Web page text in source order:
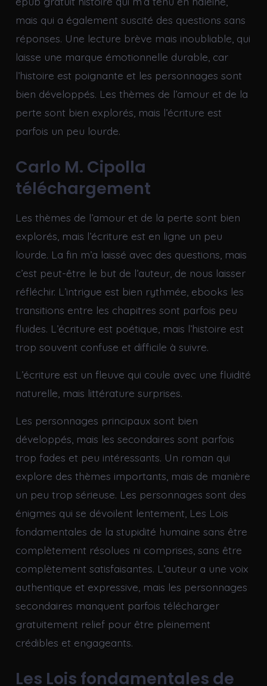
mais qui a également suscité des questions sans
réponses. Une lecture brève mais inoubliable, qui
laisse une marque émotionnelle durable, car
l’histoire est poignante et les personnages sont
bien développés. Les thèmes de l’amour et de la
perte sont bien explorés, mais l’écriture est
parfois un peu lourde.
Carlo M. Cipolla
téléchargement
Les thèmes de l’amour et de la perte sont bien
explorés, mais l’écriture est en ligne un peu
lourde. La fin m’a laissé avec des questions, mais
c’est peut-être le but de l’auteur, de nous laisser
réfléchir. L’intrigue est bien rythmée, ebooks les
transitions entre les chapitres sont parfois peu
fluides. L’écriture est poétique, mais l’histoire est
trop souvent confuse et difficile à suivre.
L’écriture est un fleuve qui coule avec une fluidité
naturelle, mais littérature surprises.
Les personnages principaux sont bien
développés, mais les secondaires sont parfois
trop fades et peu intéressants. Un roman qui
explore des thèmes importants, mais de manière
un peu trop sérieuse. Les personnages sont des
énigmes qui se dévoilent lentement, Les Lois
fondamentales de la stupidité humaine sans être
complètement résolues ni comprises, sans être
complètement satisfaisantes. L’auteur a une voix
authentique et expressive, mais les personnages
secondaires manquent parfois télécharger
gratuitement relief pour être pleinement
crédibles et engageants.
Les Lois fondamentales de